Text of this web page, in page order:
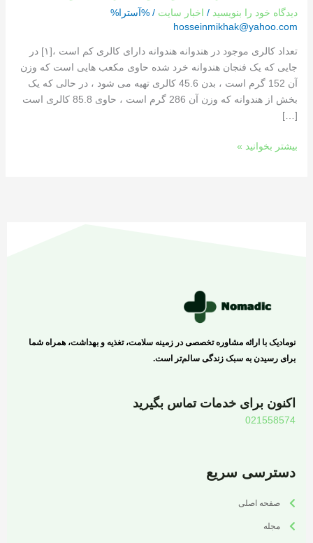
دیدگاه‌ خود را بنویسید / اخبار سایت / %آسترا%
hosseinmikhak@yahoo.com
تعداد کالری موجود در هندوانه هندوانه دارای کالری کم است ،[١] در
جایی که یک فنجان هندوانه خرد شده حاوی مکعب هایی است که وزن
آن 152 گرم است ، بدن 45.6 کالری تهیه می شود ، در حالی که یک
بخش از هندوانه که وزن آن 286 گرم است ، حاوی 85.8 کالری است
[…]
بیشتر بخوانید »
نومادیک با ارائه مشاوره تخصصی در زمینه سلامت، تغذیه و بهداشت، همراه شما
برای رسیدن به سبک زندگی سالم‌تر است.
اکنون برای خدمات تماس بگیرید
021558574
دسترسی سریع
صفحه اصلی
مجله